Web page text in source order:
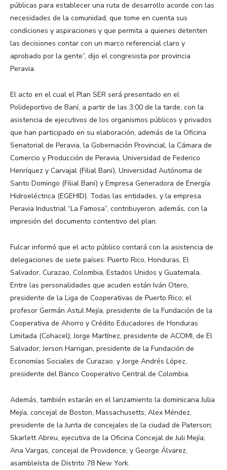
públicas para establecer una ruta de desarrollo acorde con las
necesidades de la comunidad, que tome en cuenta sus
condiciones y aspiraciones y que permita a quienes detenten
las decisiones contar con un marco referencial claro y
aprobado por la gente”, dijo el congresista por provincia
Peravia.
El acto en el cual el Plan SER será presentado en el
Polideportivo de Baní, a partir de las 3:00 de la tarde, con la
asistencia de ejecutivos de los organismos públicos y privados
que han participado en su elaboración, además de la Oficina
Senatorial de Peravia, la Gobernación Provincial, la Cámara de
Comercio y Producción de Peravia, Universidad de Federico
Henríquez y Carvajal (Filial Baní), Universidad Autónoma de
Santo Domingo (Filial Baní) y Empresa Generadora de Energía
Hidroeléctrica (EGEHID). Todas las entidades, y la empresa
Peravia Industrial “La Famosa”, contribuyeron, además, con la
impresión del documento contentivo del plan.
Fulcar informó que el acto público contará con la asistencia de
delegaciones de siete países: Puerto Rico, Honduras, El
Salvador, Curazao, Colombia, Estados Unidos y Guatemala.
Entre las personalidades que acuden están Iván Otero,
presidente de la Liga de Cooperativas de Puerto Rico; el
profesor Germán Astul Mejía, presidente de la Fundación de la
Cooperativa de Ahorro y Crédito Educadores de Honduras
Limitada (Cohacel); Jorge Martínez, presidente de ACOMI, de El
Salvador; Jerson Harrigan, presidente de la Fundación de
Economías Sociales de Curazao; y Jorge Andrés López,
presidente del Banco Cooperativo Central de Colombia.
Además, también estarán en el lanzamiento la dominicana Julia
Mejía, concejal de Boston, Massachusetts; Alex Méndez,
presidente de la Junta de concejales de la ciudad de Paterson;
Skarlett Abreu, ejecutiva de la Oficina Concejal de Juli Mejía;
Ana Vargas, concejal de Providence; y George Álvarez,
asambleísta de Distrito 78 New York.